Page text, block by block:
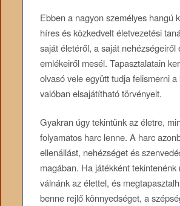
Ebben a nagyon személyes hangú
híres és közkedvelt életvezetési
saját életéről, a saját nehézségeiről
emlékeiről mesél. Tapasztalatain
olvasó vele együtt tudja felismerni
valóban elsajátítható törvényeit.
Gyakran úgy tekintünk az életre,
folyamatos harc lenne. A harc
ellenállást, nehézséget és
magában. Ha játékként tekintenénk
válnánk az élettel, és
benne rejlő könnyedséget, a